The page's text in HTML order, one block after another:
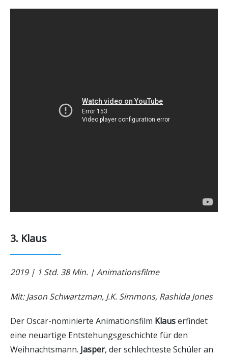
3. Klaus
2019 | 1 Std. 38 Min. | Animationsfilme
Mit: Jason Schwartzman, J.K. Simmons, Rashida Jones
Der Oscar-nominierte Animationsfilm Klauserfindet
eine neuartige Entstehungsgeschichte für den
Weihnachtsmann. Jasper, der schlechteste Schüler an